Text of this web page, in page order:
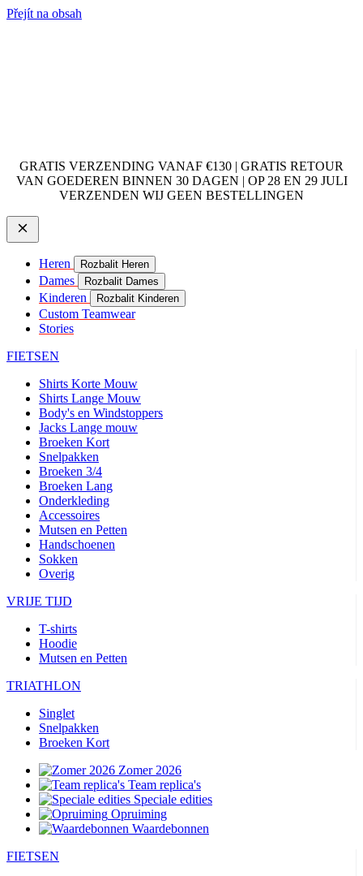
Přejít na obsah
GRATIS VERZENDING VANAF €130 | GRATIS RETOUR
VAN GOEDEREN BINNEN 30 DAGEN | OP 28 EN 29 JULI
VERZENDEN WIJ GEEN BESTELLINGEN
Heren Rozbalit Heren
Dames Rozbalit Dames
Kinderen Rozbalit Kinderen
Custom Teamwear
Stories
FIETSEN
Shirts Korte Mouw
Shirts Lange Mouw
Body's en Windstoppers
Jacks Lange mouw
Broeken Kort
Snelpakken
Broeken 3/4
Broeken Lang
Onderkleding
Accessoires
Mutsen en Petten
Handschoenen
Sokken
Overig
VRIJE TIJD
T-shirts
Hoodie
Mutsen en Petten
TRIATHLON
Singlet
Snelpakken
Broeken Kort
Zomer 2026
Team replica's
Speciale edities
Opruiming
Waardebonnen
FIETSEN